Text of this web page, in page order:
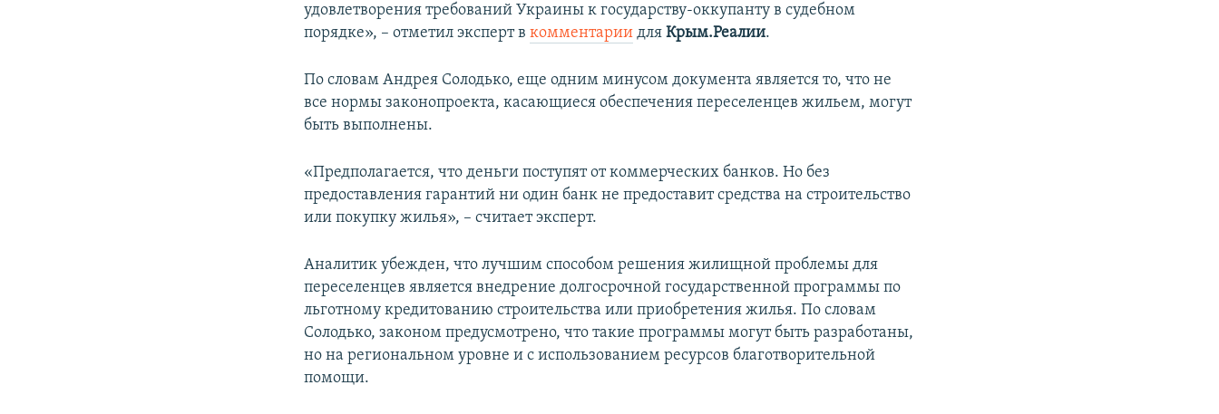
удовлетворения требований Украины к государству-оккупанту в судебном
порядке», – отметил эксперт вкомментарии для Крым.Реалии.
По словам Андрея Солодько, еще одним минусом документа является то, что не
все нормы законопроекта, касающиеся обеспечения переселенцев жильем, могут
быть выполнены.
«Предполагается, что деньги поступят от коммерческих банков. Но без
предоставления гарантий ни один банк не предоставит средства на строительство
или покупку жилья», – считает эксперт.
Аналитик убежден, что лучшим способом решения жилищной проблемы для
переселенцев является внедрение долгосрочной государственной программы по
льготному кредитованию строительства или приобретения жилья. По словам
Солодько, законом предусмотрено, что такие программы могут быть разработаны,
но на региональном уровне и с использованием ресурсов благотворительной
помощи.